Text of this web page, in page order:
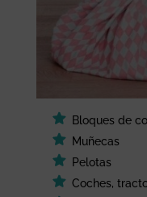
Bloques de
Muñecas
Pelotas
Coches,